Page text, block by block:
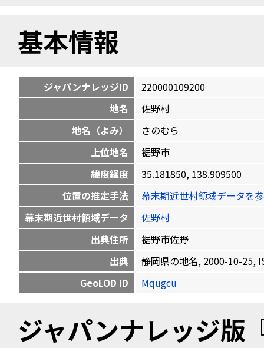
基本情報
ジャパンナレッジID
220000109200
地名
佐野村
地名（よみ）
さのむら
上位地名
裾野市
緯度経度
35.181850, 138.909500
位置の推定手法
幕末期近世村領域データを
幕末期近世村領域データ
佐野村
出典住所
裾野市佐野
出典
静岡県の地名, 2000-10-25,
GeoLOD ID
Mqugcu
ジャパンナレッジ版